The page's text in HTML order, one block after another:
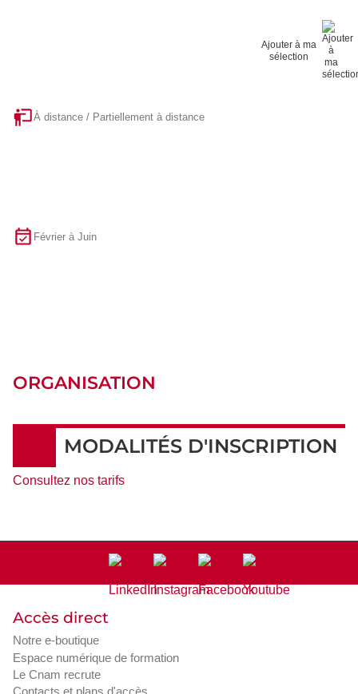
Ajouter à ma
sélection
À distance / Partiellement à distance
Février à Juin
ORGANISATION
MODALITÉS D'INSCRIPTION
Consultez nos tarifs
Accès direct
Notre e-boutique
Espace numérique de formation
Le Cnam recrute
Contacts et plans d'accès